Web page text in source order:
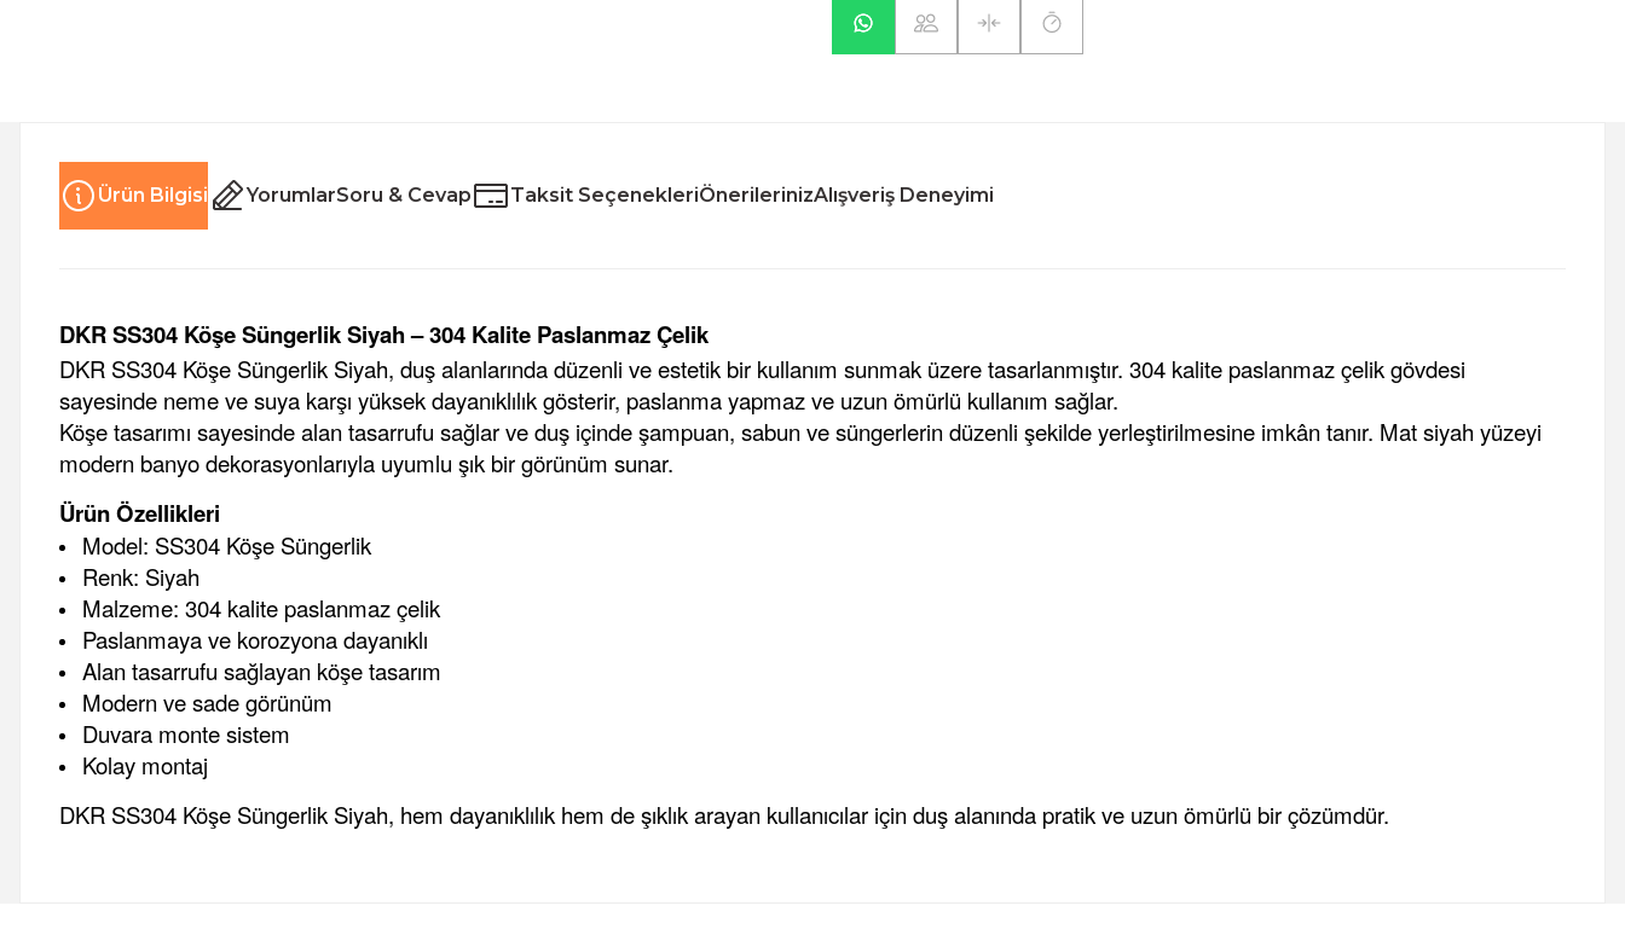
Ürün Bilgisi YorumlarSoru & Cevap Taksit SeçenekleriÖnerilerinizAlışveriş Deneyimi
DKR SS304 Köşe Süngerlik Siyah – 304 Kalite Paslanmaz Çelik
DKR SS304 Köşe Süngerlik Siyah, duş alanlarında düzenli ve estetik bir kullanım sunmak üzere tasarlanmıştır. 304 kalite paslanmaz çelik gövdesi
sayesinde neme ve suya karşı yüksek dayanıklılık gösterir, paslanma yapmaz ve uzun ömürlü kullanım sağlar.
Köşe tasarımı sayesinde alan tasarrufu sağlar ve duş içinde şampuan, sabun ve süngerlerin düzenli şekilde yerleştirilmesine imkân tanır. Mat siyah yüzeyi
modern banyo dekorasyonlarıyla uyumlu şık bir görünüm sunar.
Ürün Özellikleri
Model: SS304 Köşe Süngerlik
Renk: Siyah
Malzeme: 304 kalite paslanmaz çelik
Paslanmaya ve korozyona dayanıklı
Alan tasarrufu sağlayan köşe tasarım
Modern ve sade görünüm
Duvara monte sistem
Kolay montaj
DKR SS304 Köşe Süngerlik Siyah, hem dayanıklılık hem de şıklık arayan kullanıcılar için duş alanında pratik ve uzun ömürlü bir çözümdür.